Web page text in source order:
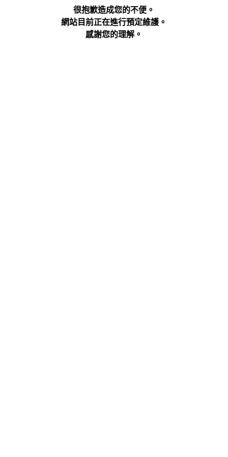
很抱歉造成您的不便。
網站目前正在進行預定維護。
感謝您的理解。